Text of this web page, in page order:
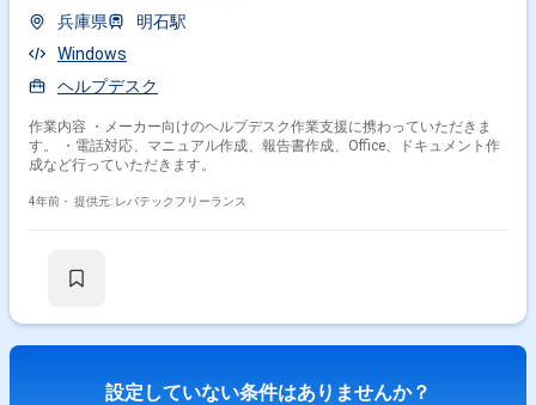
兵庫県
明石駅
Windows
ヘルプデスク
作業内容 ・メーカー向けのヘルプデスク作業支援に携わっていただきま
す。 ・電話対応、マニュアル作成、報告書作成、Office、ドキュメント作
成など行っていただきます。
4年前・ 提供元: レバテックフリーランス
設定していない条件はありませんか？